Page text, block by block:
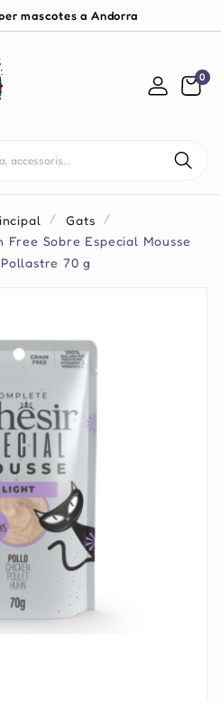
mascotes a Andorra
0
Gats
Free Sobre Especial Mousse
70 g